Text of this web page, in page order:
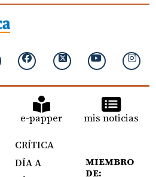
e-papper mis noticias
CRÍTICA
DÍA A
MIEMBRO
DE: